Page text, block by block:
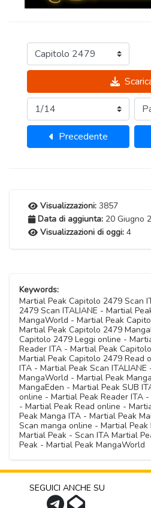
Precedente
Visualizzazioni: 3857
Data di aggiunta: 20 Giugno
Visualizzazioni di oggi: 4
Keywords:
Martial Peak Capitolo 2479 Scan
2479 Scan ITALIANE - Martial
MangaWorld - Martial Peak
Martial Peak Capitolo 2479
Capitolo 2479 Leggi online -
Reader ITA - Martial Peak
Martial Peak Capitolo 2479 Read
ITA - Martial Peak Scan
MangaWorld - Martial Peak
MangaEden - Martial Peak SUB
online - Martial Peak Reader ITA
- Martial Peak Read online -
Peak Manga ITA - Martial Peak
Scan manga online - Martial
Martial Peak - Scan ITA Martial
Peak - Martial Peak MangaWorld
SEGUICI ANCHE SU